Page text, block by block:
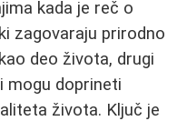
kada je reč o
zagovaraju prirodno
deo života, drugi
mogu doprineti
života. Ključ je